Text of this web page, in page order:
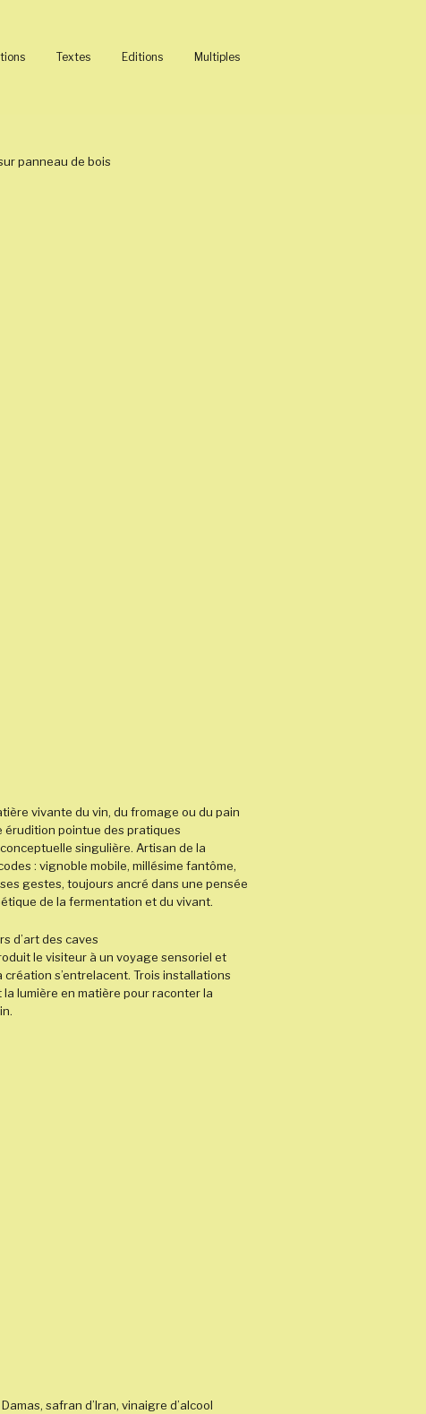
Textes Editions Multiples
panneau de bois
vivante du vin, du fromage ou du pain
érudition pointue des pratiques
singulière. Artisan de la
: vignoble mobile, millésime fantôme,
gestes, toujours ancré dans une pensée
de la fermentation et du vivant.
d’art des caves
le visiteur à un voyage sensoriel et
création s’entrelacent. Trois installations
lumière en matière pour raconter la
safran d’Iran, vinaigre d’alcool